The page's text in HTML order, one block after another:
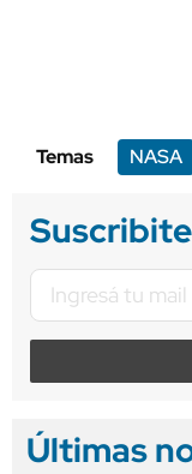
Temas NASA
Últimas